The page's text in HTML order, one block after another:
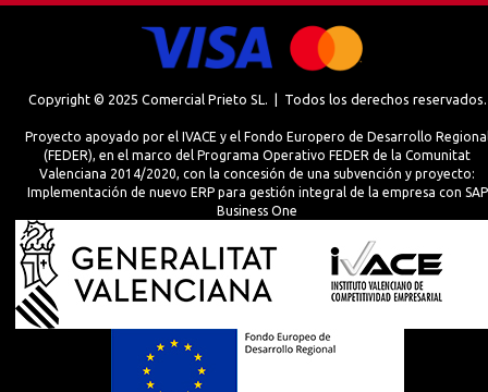
Copyright © 2025 Comercial Prieto SL. | Todos los derechos reservados.
Proyecto apoyado por el IVACE y el Fondo Europero de Desarrollo
(FEDER), en el marco del Programa Operativo FEDER de la Comunitat
Valenciana 2014/2020, con la concesión de una subvención y proyecto:
Implementación de nuevo ERP para gestión integral de la empresa con SAP
Business One